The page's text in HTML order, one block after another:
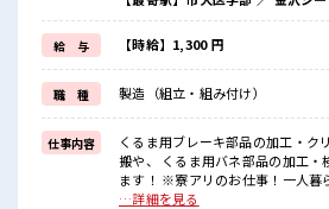
他にもプリペイド式の大きな食堂があり！
さらに便利な売店も付いてます♪
ロッカーも着替え用と現場と1人につき2つを
そして1番は最寄駅から徒歩5分という好立地
寮から電車で仕事に向かって駅についたら降
■職場の雰囲気
≪20代・30代の方活躍中≫
残業もあるからシッカリ稼げます。
キバツ過ぎはNGですが髪のカラー&ピアス
給 与 【時給】1,300 円
職 種 製造（組立・組み付け）
仕事内容
くるま用ブレーキ部品の加工・ク
搬や、 くるま用バネ部品の加工・
ます！ ※寮アリのお仕事！一人暮らしスタートにもピッタリ
♪ ■お仕事PR 人気エリア・横浜市で1人暮らしデビュー！ 家
…詳細を見る